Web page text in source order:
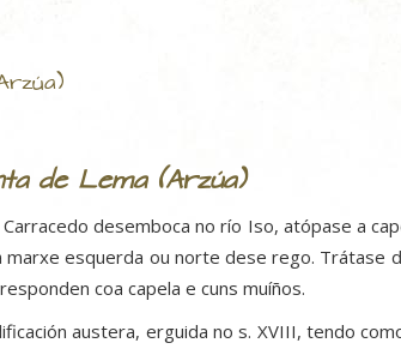
de Lema (Arzúa)
desemboca no río Iso, atópase a
marxe esquerda ou norte dese rego. Trátase
coa capela e cuns muíños.
austera, erguida no s. XVIII, tendo